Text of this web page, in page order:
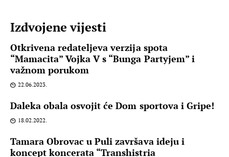
Izdvojene vijesti
Otkrivena redateljeva verzija spota
“Mamacita” Vojka V s “Bunga Partyjem” i
važnom porukom
22.06.2023.
Daleka obala osvojit će Dom sportova i Gripe!
18.02.2022.
Tamara Obrovac u Puli završava ideju i
koncept koncerata “Transhistria